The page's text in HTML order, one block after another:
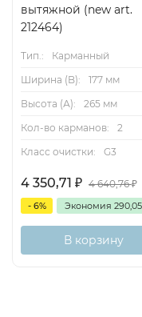
вытяжной (new art.
212464)
Тип.:
Карманный
Ширина (B):
177 мм
Высота (А):
265 мм
Кол-во карманов:
2
Класс очистки:
G3
4 350,71 ₽ 4 640,76₽
- 6% Экономия 290,05
В корзину